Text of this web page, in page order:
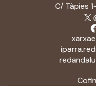
C/ Tàpies